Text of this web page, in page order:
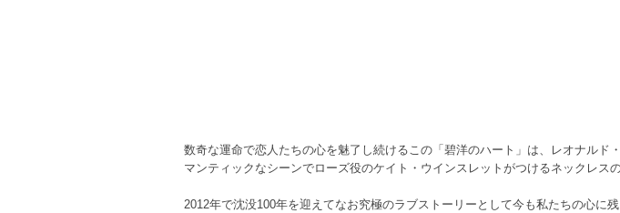
数奇な運命で恋人たちの心を魅了し続けるこの「碧洋のハート」は、レオナル
マンティックなシーンでローズ役のケイト・ウインスレットがつけるネックレス
2012年で沈没100年を迎えてなお究極のラブストーリーとして今も私たちの心に